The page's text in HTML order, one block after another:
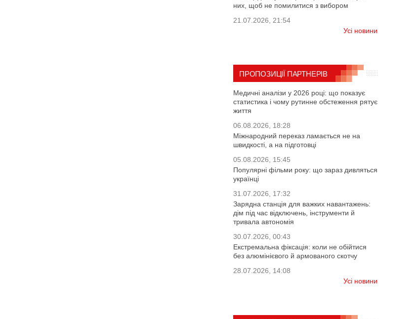
них, щоб не помилитися з вибором
21.07.2026, 21:54
Усі новини
ПРОПОЗИЦІЇ ПАРТНЕРІВ
Медичні аналізи у 2026 році: що показує
статистика і чому рутинне обстеження рятує
життя
06.08.2026, 18:28
Міжнародний переказ ламається не на
швидкості, а на підготовці
05.08.2026, 15:45
Популярні фільми року: що зараз дивляться
українці
31.07.2026, 17:32
Зарядна станція для важких навантажень:
дім під час відключень, інструменти й
тривала автономія
30.07.2026, 00:43
Екстремальна фіксація: коли не обійтися
без алюмінієвого й армованого скотчу
28.07.2026, 14:08
Усі новини